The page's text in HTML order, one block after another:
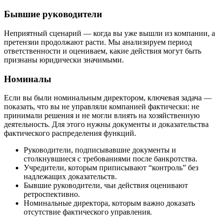
Бывшие руководители
Неприятный сценарий — когда вы уже вышли из компании, а
претензии продолжают расти. Мы анализируем период
ответственности и оцениваем, какие действия могут быть
признаны юридически значимыми.
Номиналы
Если вы были номинальным директором, ключевая задача —
показать, что вы не управляли компанией фактически: не
принимали решения и не могли влиять на хозяйственную
деятельность. Для этого нужны документы и доказательства
фактического распределения функций.
Руководители, подписывавшие документы и
столкнувшиеся с требованиями после банкротства.
Учредители, которым приписывают “контроль” без
надлежащих доказательств.
Бывшие руководители, чьи действия оценивают
ретроспективно.
Номинальные директора, которым важно доказать
отсутствие фактического управления.